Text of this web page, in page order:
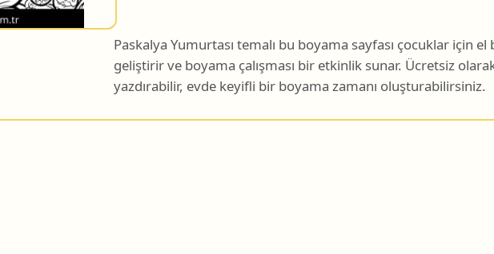
geliştirir ve boyama çalışması bir etkinlik sunar. Ücretsiz
yazdırabilir, evde keyifli bir boyama zamanı oluşturabilirsiniz.